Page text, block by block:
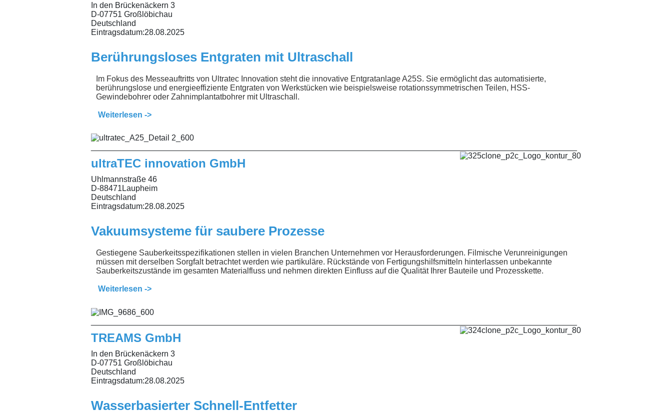
In den Brückenäckern 3
D-07751 Großlöbichau
Deutschland
Eintragsdatum:28.08.2025
Berührungsloses Entgraten mit Ultraschall
Im Fokus des Messeauftritts von Ultratec Innovation steht die innovative Entgratanlage A25S. Sie ermöglicht das automatisierte,
berührungslose und energieeffiziente Entgraten von Werkstücken wie beispielsweise rotationssymmetrischen Teilen, HSS-
Gewindebohrer oder Zahnimplantatbohrer mit Ultraschall.
Weiterlesen ->
ultraTEC innovation GmbH
Uhlmannstraße 46
D-88471Laupheim
Deutschland
Eintragsdatum:28.08.2025
Vakuumsysteme für saubere Prozesse
Gestiegene Sauberkeitsspezifikationen stellen in vielen Branchen Unternehmen vor Herausforderungen. Filmische Verunreinigungen
müssen mit derselben Sorgfalt betrachtet werden wie partikuläre. Rückstände von Fertigungshilfsmitteln hinterlassen unbekannte
Sauberkeitszustände im gesamten Materialfluss und nehmen direkten Einfluss auf die Qualität Ihrer Bauteile und Prozesskette.
Weiterlesen ->
TREAMS GmbH
In den Brückenäckern 3
D-07751 Großlöbichau
Deutschland
Eintragsdatum:28.08.2025
Wasserbasierter Schnell-Entfetter